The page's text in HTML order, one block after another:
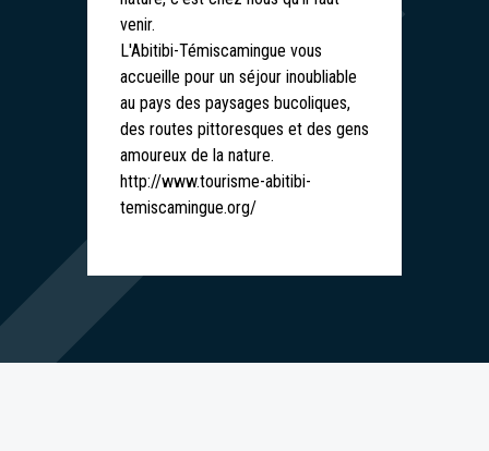
venir.
L'Abitibi-Témiscamingue vous
accueille pour un séjour inoubliable
au pays des paysages bucoliques,
des routes pittoresques et des gens
amoureux de la nature.
http://www.tourisme-abitibi-
temiscamingue.org/